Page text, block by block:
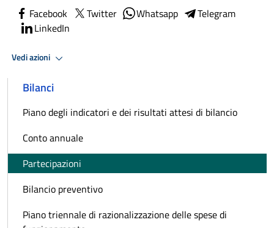
Facebook Twitter Whatsapp
Telegram
LinkedIn
Vedi azioni
Bilanci
Piano degli indicatori e dei risultati attesi di bilancio
Conto annuale
Partecipazioni
Bilancio preventivo
Piano triennale di razionalizzazione delle spese di